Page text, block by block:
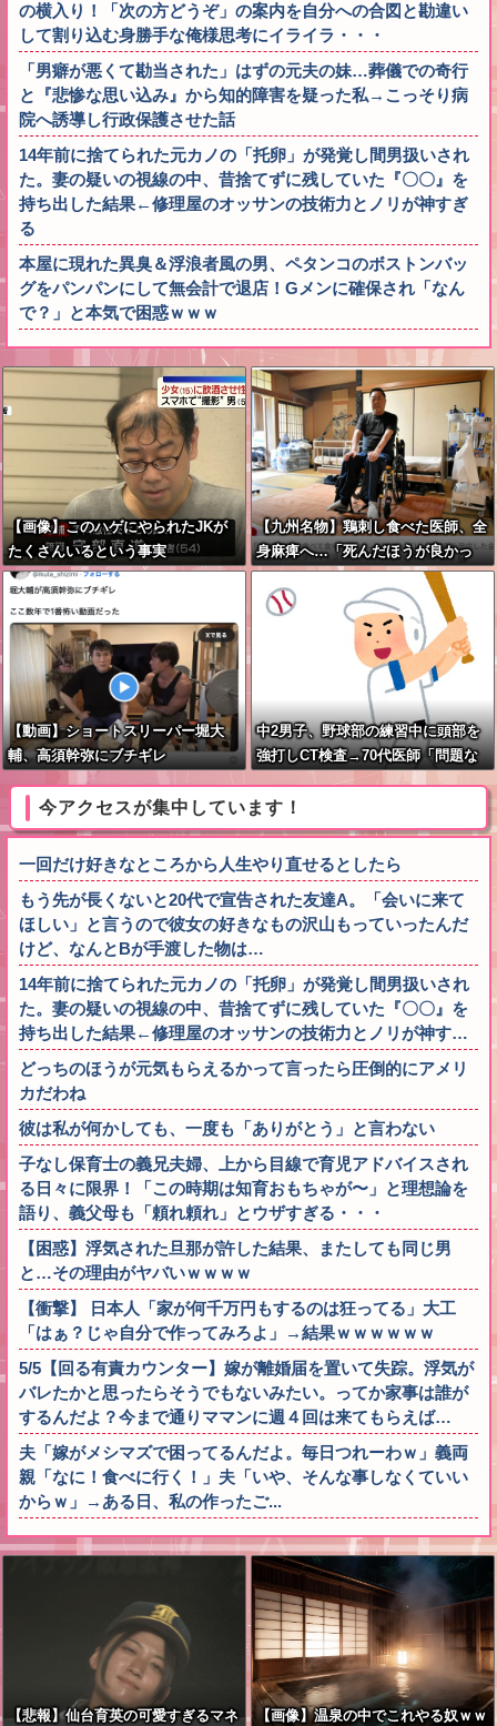
の横入り！「次の方どうぞ」の案内を自分への合図と勘違い
して割り込む身勝手な俺様思考にイライラ・・・
「男癖が悪くて勘当された」はずの元夫の妹…葬儀での奇行
と『悲惨な思い込み』から知的障害を疑った私→こっそり病
院へ誘導し行政保護させた話
14年前に捨てられた元カノの「托卵」が発覚し間男扱いされ
た。妻の疑いの視線の中、昔捨てずに残していた『〇〇』を
持ち出した結果←修理屋のオッサンの技術力とノリが神すぎ
る
本屋に現れた異臭＆浮浪者風の男、ペタンコのボストンバッ
グをパンパンにして無会計で退店！Gメンに確保され「なん
で？」と本気で困惑ｗｗｗ
【画像】このハゲにやられたJKが
たくさんいるという事実
【九州名物】鶏刺し食べた医師、全
身麻痺へ…「死んだほうが良かっ
た」
【動画】ショートスリーパー堀大
輔、高須幹弥にブチギレ
中2男子、野球部の練習中に頭部を
強打しCT検査→70代医師「問題な
死亡
今アクセスが集中しています！
一回だけ好きなところから人生やり直せるとしたら
もう先が長くないと20代で宣告された友達A。「会いに来て
ほしい」と言うので彼女の好きなもの沢山もっていったんだ
けど、なんとBが手渡した物は…
14年前に捨てられた元カノの「托卵」が発覚し間男扱いされ
た。妻の疑いの視線の中、昔捨てずに残していた『〇〇』を
持ち出した結果←修理屋のオッサンの技術力とノリが神す…
どっちのほうが元気もらえるかって言ったら圧倒的にアメリ
カだわね
彼は私が何かしても、一度も「ありがとう」と言わない
子なし保育士の義兄夫婦、上から目線で育児アドバイスされ
る日々に限界！「この時期は知育おもちゃが〜」と理想論を
語り、義父母も「頼れ頼れ」とウザすぎる・・・
【困惑】浮気された旦那が許した結果、またしても同じ男
と…その理由がヤバいｗｗｗｗ
【衝撃】 日本人「家が何千万円もするのは狂ってる」大工
「はぁ？じゃ自分で作ってみろよ」→結果ｗｗｗｗｗｗ
5/5【回る有責カウンター】嫁が離婚届を置いて失踪。浮気が
バレたかと思ったらそうでもないみたい。ってか家事は誰が
するんだよ？今まで通りママンに週４回は来てもらえば…
夫「嫁がメシマズで困ってるんだよ。毎日つれーわｗ」義両
親「なに！食べに行く！」夫「いや、そんな事しなくていい
からｗ」→ある日、私の作ったご...
【悲報】仙台育英の可愛すぎるマネ
【画像】温泉の中でこれやる奴ｗｗ